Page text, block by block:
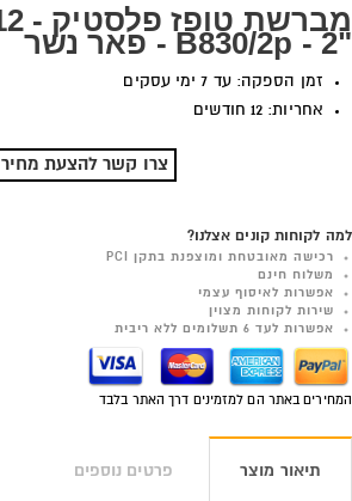
"2 - B830/2p - פאר נשר
זמן הספקה: עד 7 ימי עסקים
אחריות: 12 חודשים
צרו קשר להצעת מחיר
למה לקוחות קונים אצלנו?
רכישה מאובטחת ומוצפנת בתקן PCI
משלוח חינם
אפשרות לאיסוף עצמי
שירות לקוחות מצוין
אפשרות לעד 6 תשלומים ללא ריבית
המחירים באתר הם למזמינים דרך האתר בלבד
תיאור מוצר פרטים נוספים